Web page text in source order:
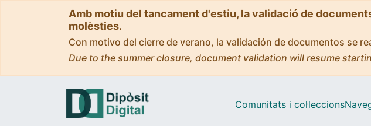
Amb motiu del tancament d'estiu, la validació de
molèsties.
Con motivo del cierre de verano, la validación de documentos se
Due to the summer closure, document validation will resume
Comunitats i col·leccions